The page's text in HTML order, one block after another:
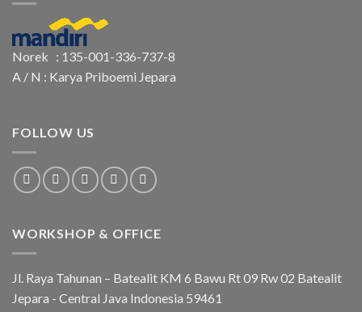
Norek : 135-001-336-737-8
A / N : Karya Priboemi Jepara
FOLLOW US
WORKSHOP & OFFICE
Jl. Raya Tahunan – Batealit KM 6 Bawu Rt 09 Rw 02 Batealit
Jepara - Central Java Indonesia 59461